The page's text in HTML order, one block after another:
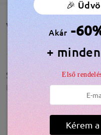
Vásárlói
Super
by Babi on Feb 13 , 2026
🎉
Akár -
+
Első
Kérem